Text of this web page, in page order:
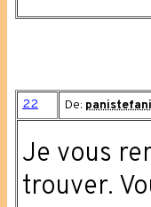
22 De:
Je vous
trouver.